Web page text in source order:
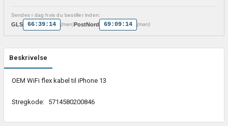
Sendes i dag hvis du bestiller inden:
GLS 66:39:14 (man)PostNord 69:09:14 (man)
Beskrivelse
OEM WiFi flex kabel til iPhone 13
Stregkode: 5714580200846